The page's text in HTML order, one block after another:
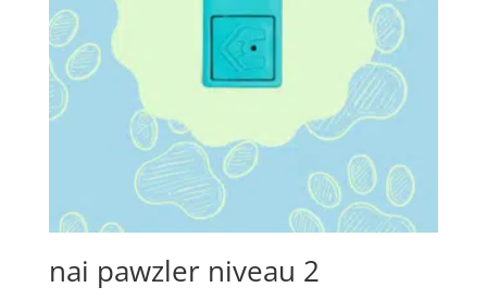
nai pawzler niveau 2